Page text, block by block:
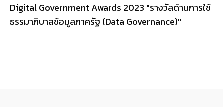
Digital Government Awards 2023 "รางวัลด้านการใช้
ธรรมาภิบาลข้อมูลภาครัฐ (Data Governance)"